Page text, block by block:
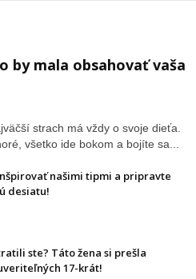
by mala obsahovať vaša
strach má vždy o svoje dieťa.
všetko ide bokom a bojíte sa...
našimi tipmi a pripravte
desiatu!
ste? Táto žena si prešla
17-krát!